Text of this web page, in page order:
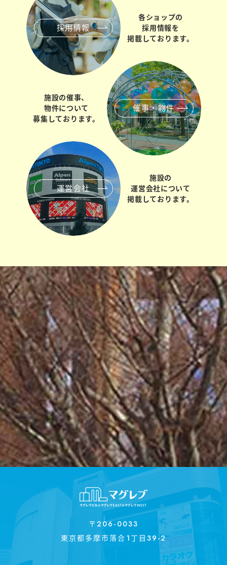
採用情報
各ショップの
採用情報を
掲載しております。
催事・物件
施設の催事、
物件について
募集しております。
運営会社
施設の
運営会社について
掲載しております。
〒206-0033
東京都多摩市落合1丁目39-2